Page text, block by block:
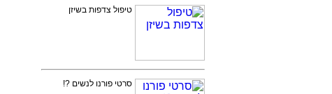
טיפול צדפות בשיזן
סרטי פורנו לנשים ?!